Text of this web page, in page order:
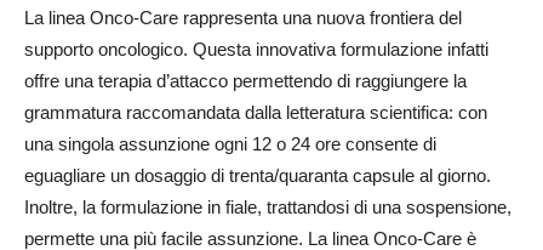
La linea Onco-Care rappresenta una nuova frontiera del
supporto oncologico. Questa innovativa formulazione infatti
offre una terapia d’attacco permettendo di raggiungere la
grammatura raccomandata dalla letteratura scientifica: con
una singola assunzione ogni 12 o 24 ore consente di
eguagliare un dosaggio di trenta/quaranta capsule al giorno.
Inoltre, la formulazione in fiale, trattandosi di una sospensione,
permette una più facile assunzione. La linea Onco-Care è